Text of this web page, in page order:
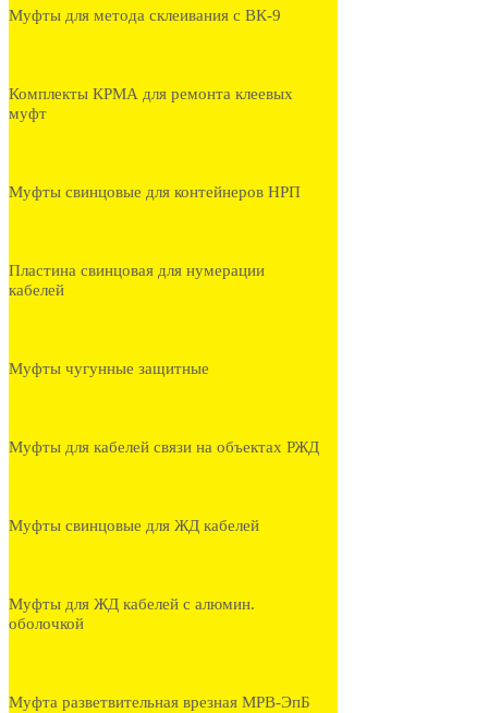
Муфты для метода склеивания с ВК-9
Комплекты КРМА для ремонта клеевых
муфт
Муфты свинцовые для контейнеров НРП
Пластина свинцовая для нумерации
кабелей
Муфты чугунные защитные
Муфты для кабелей связи на объектах РЖД
Муфты свинцовые для ЖД кабелей
Муфты для ЖД кабелей с алюмин.
оболочкой
Муфта разветвительная врезная МРВ-ЭпБ